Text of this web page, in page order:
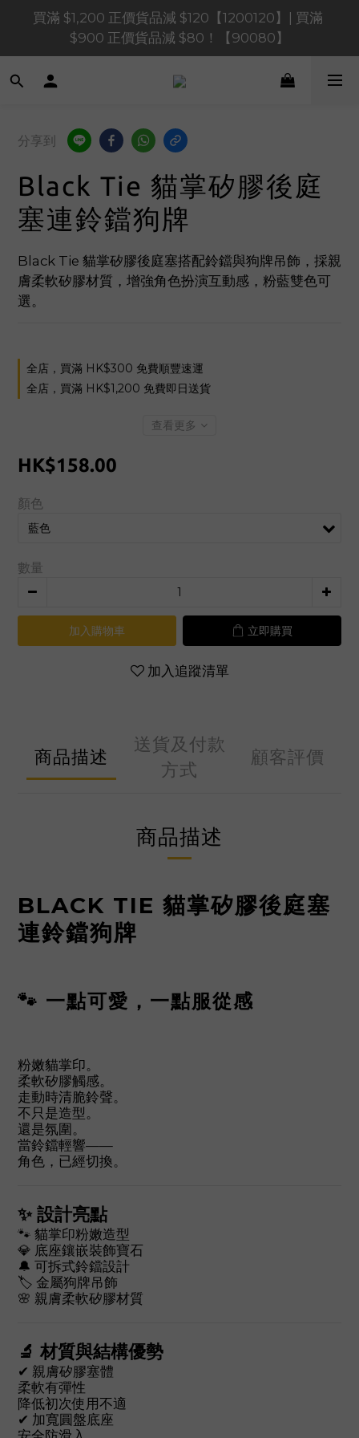
買滿 $1,200 正價貨品減 $120【1200120】| 買滿
$900 正價貨品減 $80！【90080】
買滿 $1,200 正價貨品減 $120【1200120】| 買滿
$900 正價貨品減 $80！【90080】
買滿 $600 正價貨品減 $40【60040】| 買滿 $400 正
📢 系統維護通知 – SHOPLINE Payments FPS將於
2026 年 8 月 9 日（日）凌晨 01:00 至 11:00 暫停交易
買滿 $1,200 正價貨品減 $120【1200120】| 買滿
$900 正價貨品減 $80！【90080】
分享到
Black Tie 貓掌矽膠後庭
塞連鈴鐺狗牌
Black Tie 貓掌矽膠後庭塞搭配鈴鐺與狗牌吊飾，採親
膚柔軟矽膠材質，增強角色扮演互動感，粉藍雙色可
選。
全店，買滿 HK$300 免費順豐速運
全店，買滿 HK$1,200 免費即日送貨
查看更多
HK$158.00
顏色
數量
加入購物車 立即購買
加入追蹤清單
商品描述
送貨及付款
方式
顧客評價
商品描述
BLACK TIE 貓掌矽膠後庭塞
連鈴鐺狗牌
🐾 一點可愛，一點服從感
粉嫩貓掌印。
柔軟矽膠觸感。
走動時清脆鈴聲。
不只是造型。
還是氛圍。
當鈴鐺輕響——
角色，已經切換。
✨ 設計亮點
🐾 貓掌印粉嫩造型
💎 底座鑲嵌裝飾寶石
🔔 可拆式鈴鐺設計
🏷 金屬狗牌吊飾
🌸 親膚柔軟矽膠材質
🔬 材質與結構優勢
✔ 親膚矽膠塞體
柔軟有彈性
降低初次使用不適
✔ 加寬圓盤底座